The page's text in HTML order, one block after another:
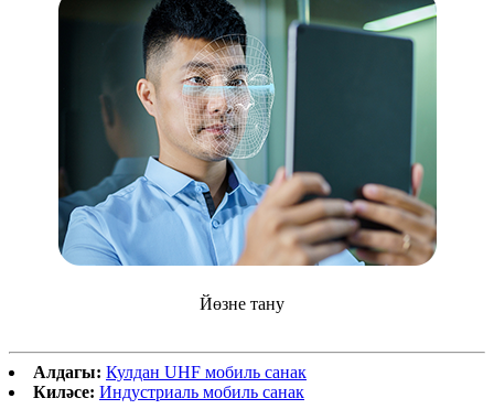
Йөзне тану
Алдагы: Кулдан UHF мобиль санак
Киләсе: Индустриаль мобиль санак